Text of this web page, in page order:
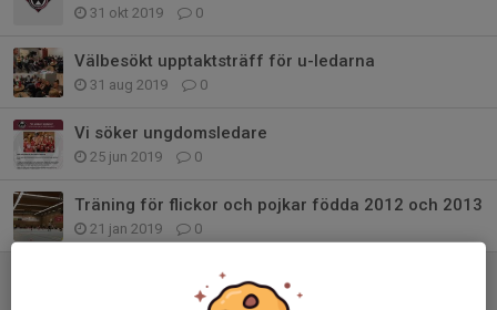
31 okt 2019 0
Välbesökt upptaktsträff för u-ledarna
31 aug 2019 0
Vi söker ungdomsledare
25 jun 2019 0
Träning för flickor och pojkar födda 2012 och 2013
21 jan 2019 0
0